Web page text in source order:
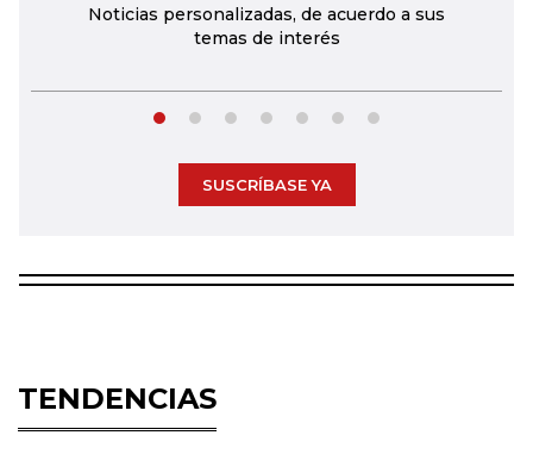
Noticias personalizadas, de acuerdo a sus
temas de interés
SUSCRÍBASE YA
TENDENCIAS